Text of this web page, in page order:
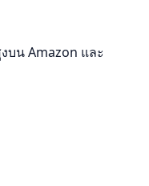
น Amazon และ